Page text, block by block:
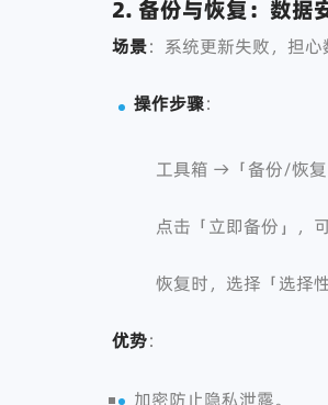
2. 备份与恢复：数据
场景：系统更新失败，担心
操作步骤：
工具箱 →「备份/恢复
点击「立即备份」，
恢复时，选择「选择
优势：
加密防止隐私泄露。